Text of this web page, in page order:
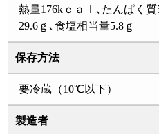
熱量176kｃａｌ､たんぱく
29.6ｇ､食塩相当量5.8ｇ
保存方法
要冷蔵（10℃以下）
製造者